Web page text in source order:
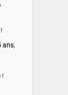
ans,
!